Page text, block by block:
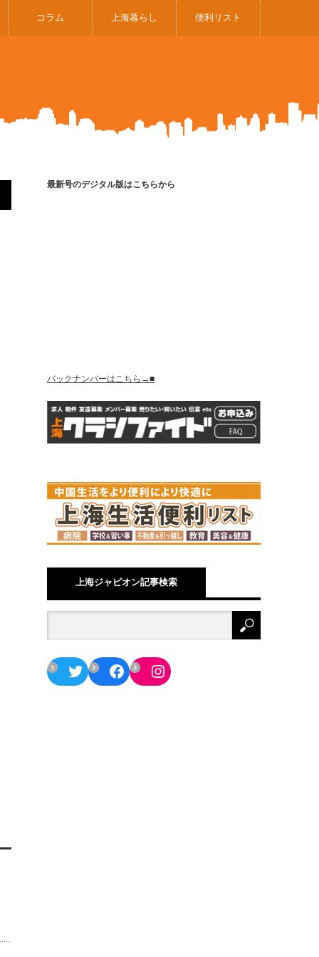
コラム 上海暮らし 便利リスト
最新号のデジタル版はこちらから
バックナンバーはこちら→■
上海ジャピオン記事検索
TwitterFacebookInstagram